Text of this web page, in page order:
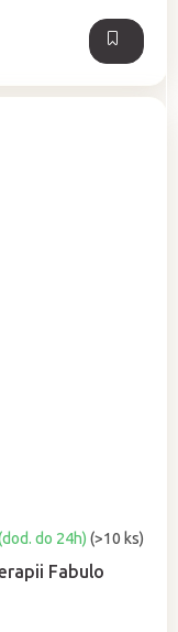
Fabulo
do 24h) (>10 ks)